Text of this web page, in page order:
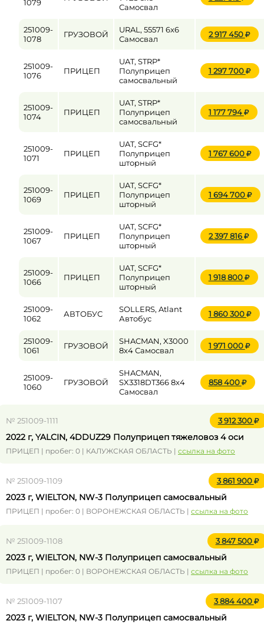
1079
Самосвал
251009-
1078
ГРУЗОВОЙ
URAL, 55571 6x6
Самосвал
2 917 450
251009-
1076
ПРИЦЕП
UAT, STRP*
Полуприцеп
самосвальный
1 297 700
251009-
1074
ПРИЦЕП
UAT, STRP*
Полуприцеп
самосвальный
1 177 794
251009-
1071
ПРИЦЕП
UAT, SCFG*
Полуприцеп
шторный
1 767 600
251009-
1069
ПРИЦЕП
UAT, SCFG*
Полуприцеп
шторный
1 694 700
251009-
1067
ПРИЦЕП
UAT, SCFG*
Полуприцеп
шторный
2 397 816
251009-
1066
ПРИЦЕП
UAT, SCFG*
Полуприцеп
шторный
1 918 800
251009-
1062
АВТОБУС
SOLLERS, Atlant
Автобус
1 860 300
251009-
1061
ГРУЗОВОЙ
SHACMAN, X3000
8x4 Самосвал
1 971 000
251009-
1060
ГРУЗОВОЙ
SHACMAN,
SX3318DT366 8x4
Самосвал
858 400
№ 251009-1111 3 912 300
2022 г, YALCIN, 4DDUZ29 Полуприцеп тяжеловоз 4 оси
ПРИЦЕП | пробег: 0 | КАЛУЖСКАЯ ОБЛАСТЬ | ссылка на фото
№ 251009-1109 3 861 900
2023 г, WIELTON, NW-3 Полуприцеп самосвальный
ПРИЦЕП | пробег: 0 | ВОРОНЕЖСКАЯ ОБЛАСТЬ | ссылка на фото
№ 251009-1108 3 847 500
2023 г, WIELTON, NW-3 Полуприцеп самосвальный
ПРИЦЕП | пробег: 0 | ВОРОНЕЖСКАЯ ОБЛАСТЬ | ссылка на фото
№ 251009-1107 3 884 400
2023 г, WIELTON, NW-3 Полуприцеп самосвальный